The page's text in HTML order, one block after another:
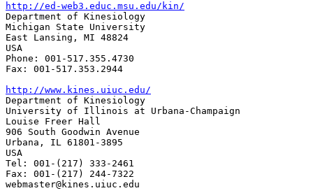
http://ed-web3.educ.msu.edu/kin/
Department of Kinesiology
Michigan State University
East Lansing, MI 48824
USA
Phone: 001-517.355.4730
Fax: 001-517.353.2944
http://www.kines.uiuc.edu/
Department of Kinesiology
University of Illinois at Urbana-Champaign
Louise Freer Hall
906 South Goodwin Avenue
Urbana, IL 61801-3895
USA
Tel: 001-(217) 333-2461
Fax: 001-(217) 244-7322
webmaster@kines.uiuc.edu